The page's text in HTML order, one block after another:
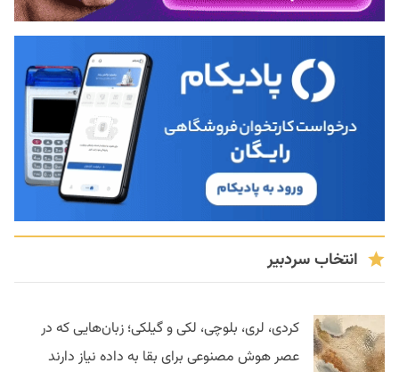
انتخاب سردبیر
کردی، لری، بلوچی، لکی و گیلکی؛ زبان‌هایی که در
عصر هوش مصنوعی برای بقا به داده نیاز دارند